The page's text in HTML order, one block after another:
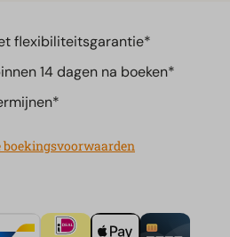
flexibiliteitsgarantie*
14 dagen na boeken*
boekingsvoorwaarden